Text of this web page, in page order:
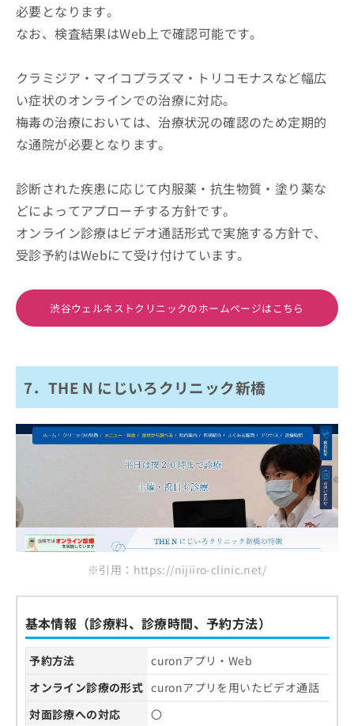
必要となります。
なお、検査結果はWeb上で確認可能です。
クラミジア・マイコプラズマ・トリコモナスなど幅広
い症状のオンラインでの治療に対応。
梅毒の治療においては、治療状況の確認のため定期的
な通院が必要となります。
診断された疾患に応じて内服薬・抗生物質・塗り薬な
どによってアプローチする方針です。
オンライン診療はビデオ通話形式で実施する方針で、
受診予約はWebにて受け付けています。
渋谷ウェルネストクリニックのホームページはこちら
7．THE N にじいろクリニック新橋
※引用：https://nijiiro-clinic.net/
基本情報（診療料、診療時間、予約方法）
予約方法
curonアプリ・Web
オンライン診療の形式 curonアプリを用いたビデオ通話
対面診療への対応
〇